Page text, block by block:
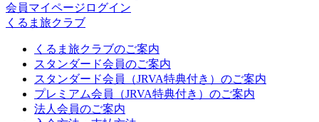
会員マイページログイン
くるま旅クラブ
くるま旅クラブのご案内
スタンダード会員のご案内
スタンダード会員（JRVA特典付き）のご案内
プレミアム会員（JRVA特典付き）のご案内
法人会員のご案内